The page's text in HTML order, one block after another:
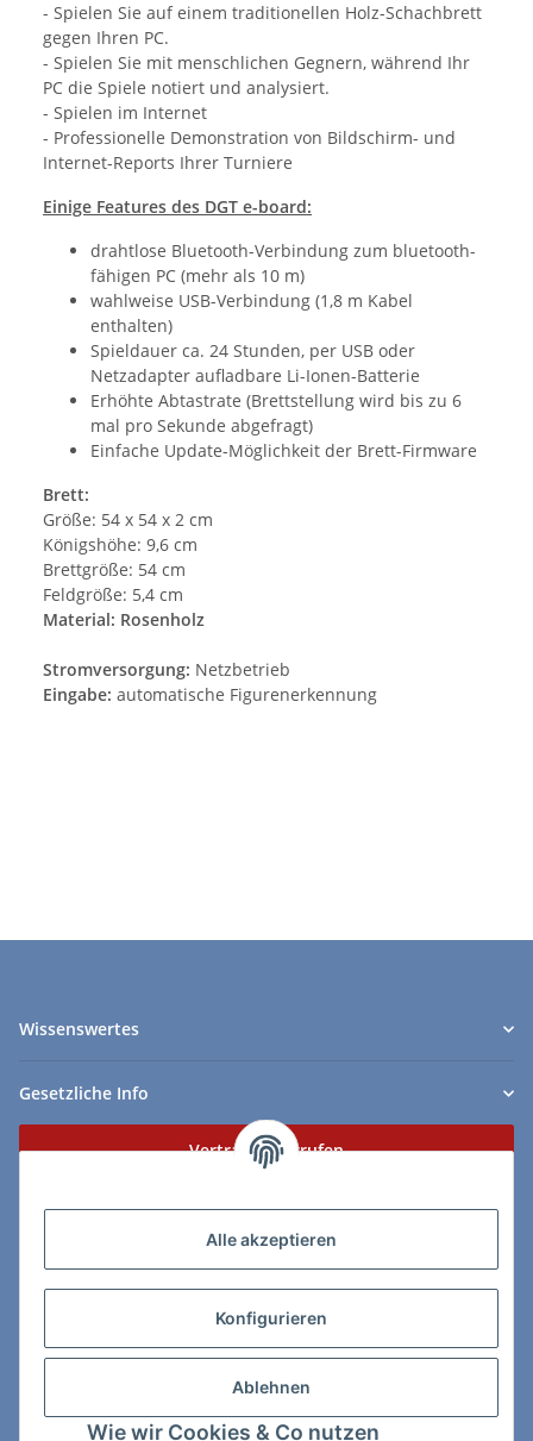
Alle akzeptieren
Konfigurieren
Ablehnen
Wie wir Cookies & Co nutzen
- Spielen Sie auf einem traditionellen Holz-Schachbrett
gegen Ihren PC.
- Spielen Sie mit menschlichen Gegnern, während Ihr
PC die Spiele notiert und analysiert.
- Spielen im Internet
- Professionelle Demonstration von Bildschirm- und
Internet-Reports Ihrer Turniere
Einige Features des DGT e-board:
drahtlose Bluetooth-Verbindung zum bluetooth-
fähigen PC (mehr als 10 m)
wahlweise USB-Verbindung (1,8 m Kabel
enthalten)
Spieldauer ca. 24 Stunden, per USB oder
Netzadapter aufladbare Li-Ionen-Batterie
Erhöhte Abtastrate (Brettstellung wird bis zu 6
mal pro Sekunde abgefragt)
Einfache Update-Möglichkeit der Brett-Firmware
Brett:
Größe: 54 x 54 x 2 cm
Königshöhe: 9,6 cm
Brettgröße: 54 cm
Feldgröße: 5,4 cm
Material: Rosenholz
Stromversorgung: Netzbetrieb
Eingabe: automatische Figurenerkennung
Wissenswertes
Gesetzliche Info
Vertrag widerrufen
ChessWare Schachversand